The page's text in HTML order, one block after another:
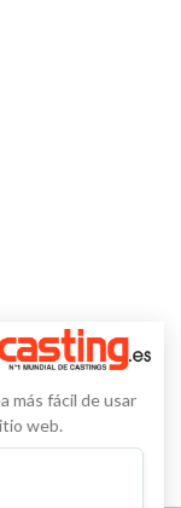
más fácil de usar
web.